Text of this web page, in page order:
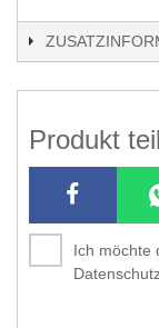
Produkt
Ich möchte